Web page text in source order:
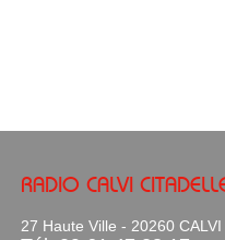
RADIO CALVI
27 Haute Ville - 20260 CALVI